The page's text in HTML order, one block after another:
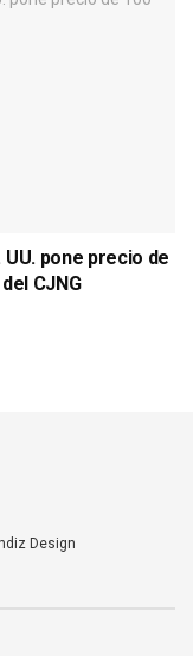
pone precio de
CJNG
Design